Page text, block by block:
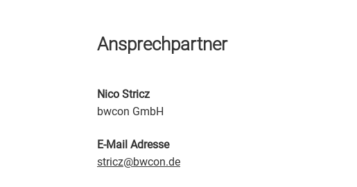
Ansprechpartner
Nico Stricz
bwcon GmbH
E-Mail Adresse
stricz@bwcon.de